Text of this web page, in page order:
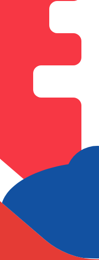
avant que
le jour même. Nous
de le mettre dans
BIC (Bank
Slovaquie pour
ma banque dans Slovaquie?
branche dans Slovaquie?